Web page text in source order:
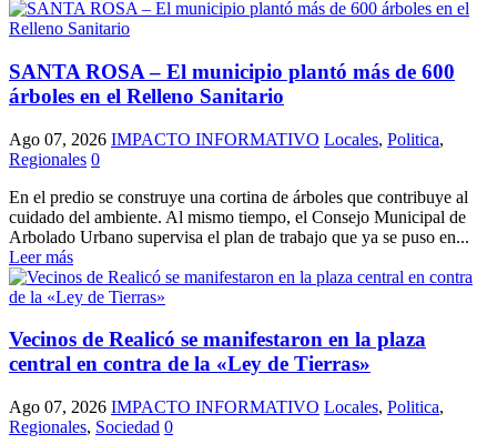
SANTA ROSA – El municipio plantó más de 600
árboles en el Relleno Sanitario
Ago 07, 2026 IMPACTO INFORMATIVO Locales, Politica,
Regionales 0
En el predio se construye una cortina de árboles que contribuye al
cuidado del ambiente. Al mismo tiempo, el Consejo Municipal de
Arbolado Urbano supervisa el plan de trabajo que ya se puso en...
Leer más
Vecinos de Realicó se manifestaron en la plaza
central en contra de la «Ley de Tierras»
Ago 07, 2026 IMPACTO INFORMATIVO Locales, Politica,
Regionales, Sociedad 0